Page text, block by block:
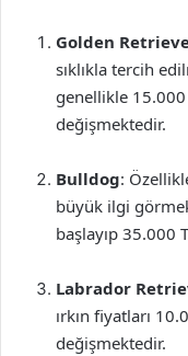
Golden
sıklıkla tercih
genellikle 15.000
değişmektedir.
Bulldog:
büyük ilgi
başlayıp 35.000
Labrador
ırkın fiyatları
değişmektedir.